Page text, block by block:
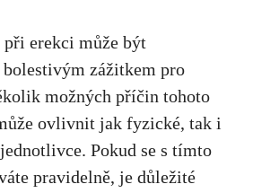
erekci může být
zážitkem pro
možných příčin tohoto
ovlivnit jak fyzické, tak i
Pokud se s tímto
pravidelně, je důležité